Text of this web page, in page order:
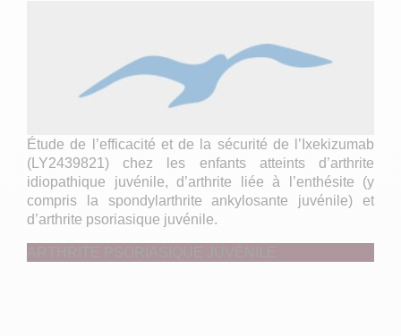
Étude de l’efficacité et de la sécurité de l’Ixekizumab
(LY2439821) chez les enfants atteints d’arthrite
idiopathique juvénile, d’arthrite liée à l’enthésite (y
compris la spondylarthrite ankylosante juvénile) et
d’arthrite psoriasique juvénile.